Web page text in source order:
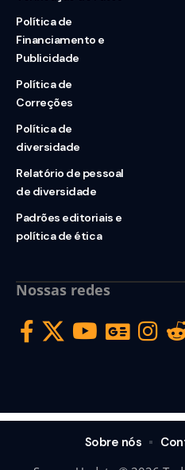
Política de
Financiamento e
Publicidade
Política de
Correções
Política de
diversidade
Relatório de pessoal
de diversidade
Padrões editoriais e
política de ética
Nossas redes
Sobre nós